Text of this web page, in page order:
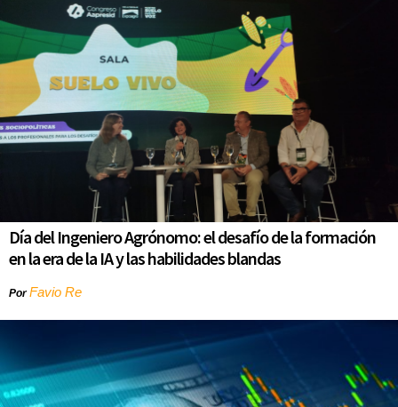
Día del Ingeniero Agrónomo: el desafío de la formación
en la era de la IA y las habilidades blandas
PorFavio Re